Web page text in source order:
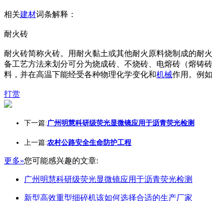
相关建材词条解释：
耐火砖
耐火砖简称火砖。用耐火黏土或其他耐火原料烧制成的耐
备工艺方法来划分可分为烧成砖、不烧砖、电熔砖（熔铸
料，并在高温下能经受各种物理化学变化和机械作用。例
打赏
下一篇:广州明慧科研级荧光显微镜应用于沥青荧光检测
上一篇:农村公路安全生命防护工程
更多»您可能感兴趣的文章:
广州明慧科研级荧光显微镜应用于沥青荧光检测
新型高效重型细碎机该如何选择合适的生产厂家